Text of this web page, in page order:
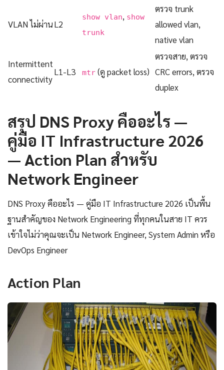
VLAN ไม่ผ่านL2
show vlan, show
trunk
ตรวจ trunk
allowed vlan,
native vlan
Intermittent
connectivity
L1-L3 mtr (ดู packet loss)
ตรวจสาย, ตรวจ
CRC errors, ตรวจ
duplex
สรุป DNS Proxy คืออะไร —
คู่มือ IT Infrastructure 2026
— Action Plan สำหรับ
Network Engineer
DNS Proxy คืออะไร — คู่มือ IT Infrastructure 2026 เป็นพื้น
ฐานสำคัญของ Network Engineering ที่ทุกคนในสาย IT ควร
เข้าใจไม่ว่าคุณจะเป็น Network Engineer, System Admin หรือ
DevOps Engineer
Action Plan